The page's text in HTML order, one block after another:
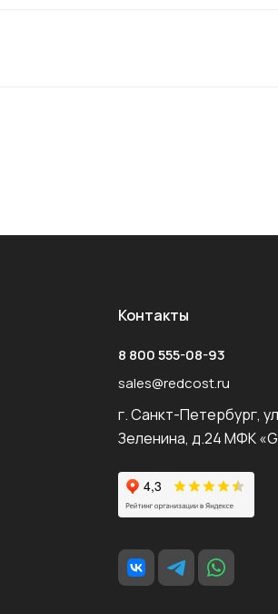
Контакты
8 800 555-08-93
sales@redcost.ru
г. Санкт-Петербург,
Зеленина, д.24 МФК